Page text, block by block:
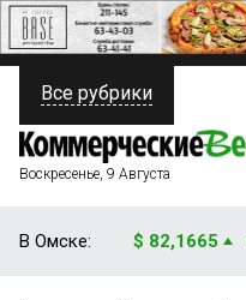
ПОЛИТИКА
ФИНАНСЫ
Все рубрики
Воскресенье, 9 Августа
В Омске: $ 82,1665